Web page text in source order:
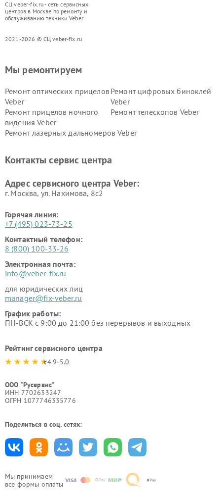
СЦ veber-fix.ru - сеть сервисных
центров в Москве по ремонту и
обслуживанию техники Veber
2021-2026 © СЦ veber-fix.ru
Мы принимаем
все формы оплаты
Мы ремонтируем
Ремонт оптических прицелов
Veber
Ремонт цифровых биноклей
Veber
Ремонт прицелов ночного
видения Veber
Ремонт телескопов Veber
Ремонт лазерных дальномеров Veber
Контакты сервис центра
Адрес сервисного центра Veber:
г. Москва, ул. Нахимова, 8с2
Горячая линия:
+7 (495) 023-73-25
Контактный телефон:
8 (800) 100-33-26
Электронная почта:
info@veber-fix.ru
для юридических лиц
manager@fix-veber.ru
График работы:
ПН-ВСК с 9:00 до 21:00 без перерывов и выходных
Рейтинг сервисного центра
4.9-5.0
ООО "Русервис"
ИНН 7702633247
ОГРН 1077746335776
Поделиться в соц. сетях: